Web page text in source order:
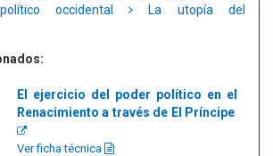
occidental
La utopía del
El ejercicio del poder político en el
Renacimiento a través de El Príncipe
Ver ficha técnica